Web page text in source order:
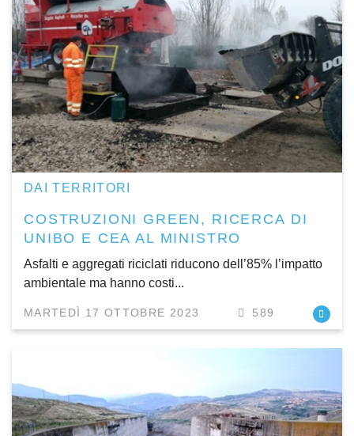
DAI TERRITORI
COSTRUZIONI GREEN, RICERCA DI
UNIBO E CEA AL MINISTRO
Asfalti e aggregati riciclati riducono dell’85% l’impatto
ambientale ma hanno costi...
MARTEDÌ 17 OTTOBRE 2023 589